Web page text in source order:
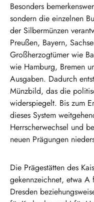
Besonders
sondern die einzelnen
der Silbermünzen
Preußen, Bayern,
Großherzogtümer wie
wie Hamburg, Bremen
Ausgaben. Dadurch
Münzbild, das die
widerspiegelt. Bis zum
dieses System
Herrscherwechsel und
neuen Prägungen
Die Prägestätten des
gekennzeichnet, etwa
Dresden